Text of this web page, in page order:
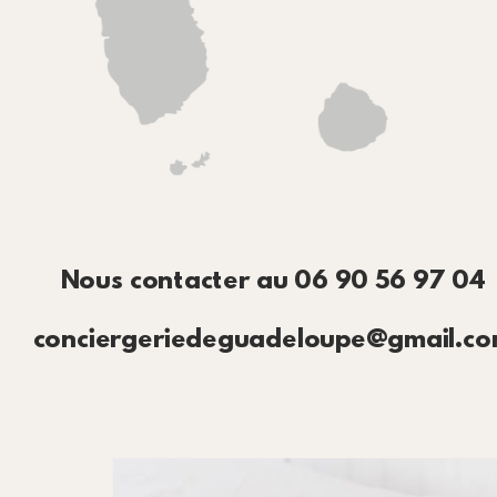
Nous contacter au 06 90 56 97 04